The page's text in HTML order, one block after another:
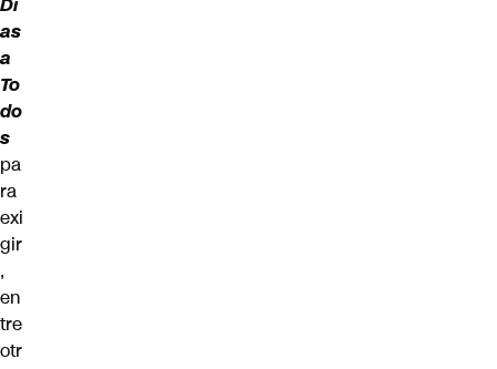
Dí
as
a
To
do
s
pa
ra
exi
gir
,
en
tre
otr